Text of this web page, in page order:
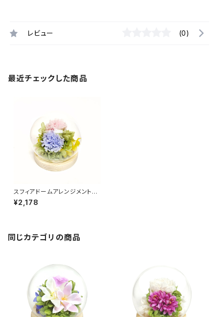
レビュー (0)
最近チェックした商品
スフィアドームアレンジメント
優（ゆう)ﾋﾟﾝｸ+ﾌﾞﾙｰ C37125
¥2,178
同じカテゴリの商品